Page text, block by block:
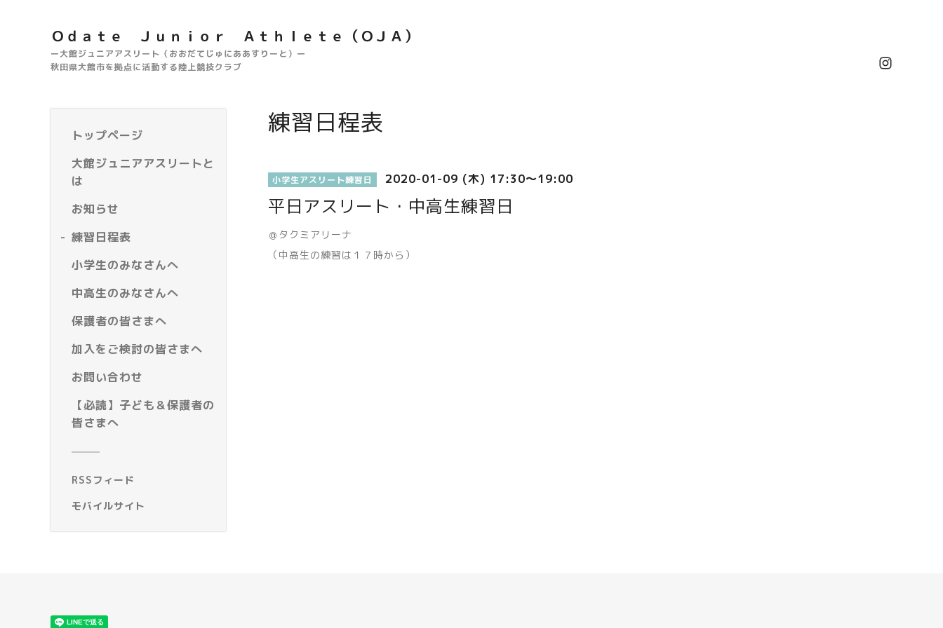
Ｏｄａｔｅ Ｊｕｎｉｏｒ Ａｔｈｌｅｔｅ（ＯＪＡ）
ー大館ジュニアアスリート（おおだてじゅにああすりーと）ー
秋田県大館市を拠点に活動する陸上競技クラブ
トップページ
大館ジュニアアスリートと
は
お知らせ
練習日程表
小学生のみなさんへ
中高生のみなさんへ
保護者の皆さまへ
加入をご検討の皆さまへ
お問い合わせ
【必読】子ども＆保護者の
皆さまへ
RSSフィード
モバイルサイト
練習日程表
小学生アスリート練習日 2020-01-09 (木) 17:30～19:00
平日アスリート・中高生練習日
＠タクミアリーナ
（中高生の練習は１７時から）